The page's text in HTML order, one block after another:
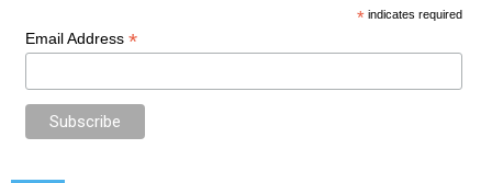
* indicates required
Email Address *